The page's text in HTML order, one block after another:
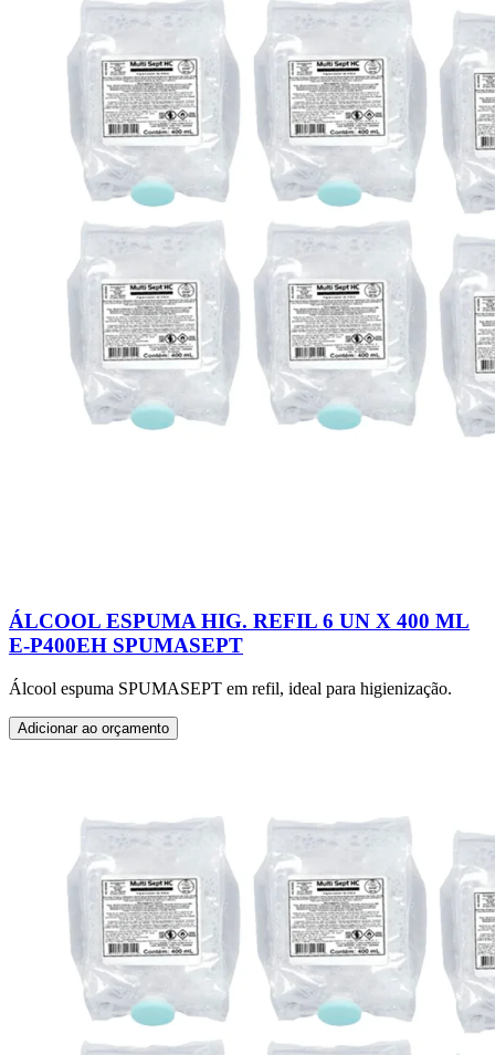
ÁLCOOL ESPUMA HIG. REFIL 6 UN X 400 ML
E-P400EH SPUMASEPT
Álcool espuma SPUMASEPT em refil, ideal para higienização.
Adicionar ao orçamento